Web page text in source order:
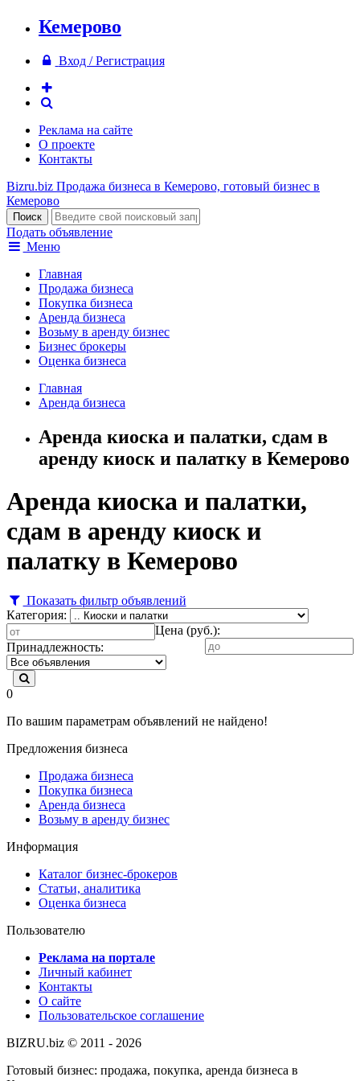
Кемерово
Вход / Регистрация
Реклама на сайте
О проекте
Контакты
Bizru.biz Продажа бизнеса в Кемерово, готовый бизнес в
Кемерово
Подать объявление
Меню
Главная
Продажа бизнеса
Покупка бизнеса
Аренда бизнеса
Возьму в аренду бизнес
Бизнес брокеры
Оценка бизнеса
Главная
Аренда бизнеса
Аренда киоска и палатки, сдам в
аренду киоск и палатку в Кемерово
Аренда киоска и палатки,
сдам в аренду киоск и
палатку в Кемерово
Показать фильтр объявлений
Категория:
Цена (руб.):
Принадлежность:
0
По вашим параметрам объявлений не найдено!
Предложения бизнеса
Продажа бизнеса
Покупка бизнеса
Аренда бизнеса
Возьму в аренду бизнес
Информация
Каталог бизнес-брокеров
Статьи, аналитика
Оценка бизнеса
Пользователю
Реклама на портале
Личный кабинет
Контакты
О сайте
Пользовательское соглашение
BIZRU.biz © 2011 - 2026
Готовый бизнес: продажа, покупка, аренда бизнеса в